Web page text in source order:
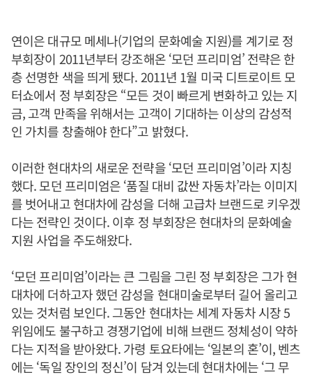
연이은 대규모 메세나(기업의 문화예술 지원)를 계기로 정
부회장이 2011년부터 강조해온 ‘모던 프리미엄’ 전략은 한
층 선명한 색을 띄게 됐다. 2011년 1월 미국 디트로이트 모
터쇼에서 정 부회장은 “모든 것이 빠르게 변화하고 있는 지
금, 고객 만족을 위해서는 고객이 기대하는 이상의 감성적
인 가치를 창출해야 한다”고 밝혔다.
이러한 현대차의 새로운 전략을 ‘모던 프리미엄’이라 지칭
했다. 모던 프리미엄은 ‘품질 대비 값싼 자동차’라는 이미지
를 벗어내고 현대차에 감성을 더해 고급차 브랜드로 키우겠
다는 전략인 것이다. 이후 정 부회장은 현대차의 문화예술
지원 사업을 주도해왔다.
‘모던 프리미엄’이라는 큰 그림을 그린 정 부회장은 그가 현
대차에 더하고자 했던 감성을 현대미술로부터 길어 올리고
있는 것처럼 보인다. 그동안 현대차는 세계 자동차 시장 5
위임에도 불구하고 경쟁기업에 비해 브랜드 정체성이 약하
다는 지적을 받아왔다. 가령 토요타에는 ‘일본의 혼’이, 벤츠
에는 ‘독일 장인의 정신’이 담겨 있는데 현대차에는 ‘그 무